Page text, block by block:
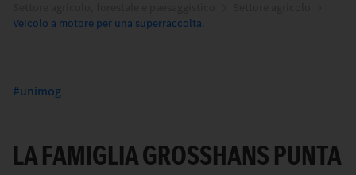
Veicolo a motore per una superraccolta.
unimog
LA FAMIGLIA GROSSHANS PUNTA S